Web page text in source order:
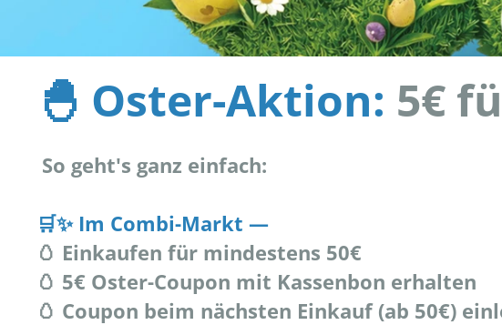
🐣 Oster-Aktion: 5€
So geht's ganz einfach:
🛒✨ Im Combi-Markt —
🥚 Einkaufen für mindestens 50€
🥚 5€ Oster-Coupon mit Kassenbon erhalten
🥚 Coupon beim nächsten Einkauf (ab 50€)